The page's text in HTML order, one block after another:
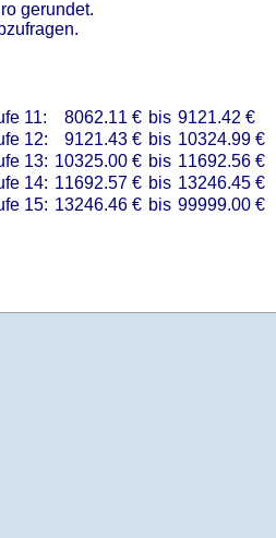
gerundet.
11: 8062.11 € bis 9121.42 €
12:
9121.43 € bis 10324.99 €
13: 10325.00 € bis 11692.56 €
14: 11692.57 € bis 13246.45 €
15: 13246.46 € bis 99999.00 €